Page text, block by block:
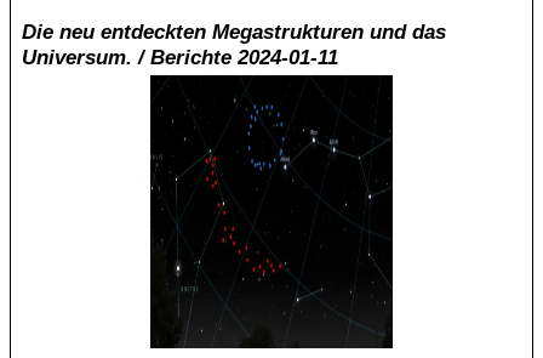
Die neu entdeckten Megastrukturen und das
Universum. / Berichte 2024-01-11